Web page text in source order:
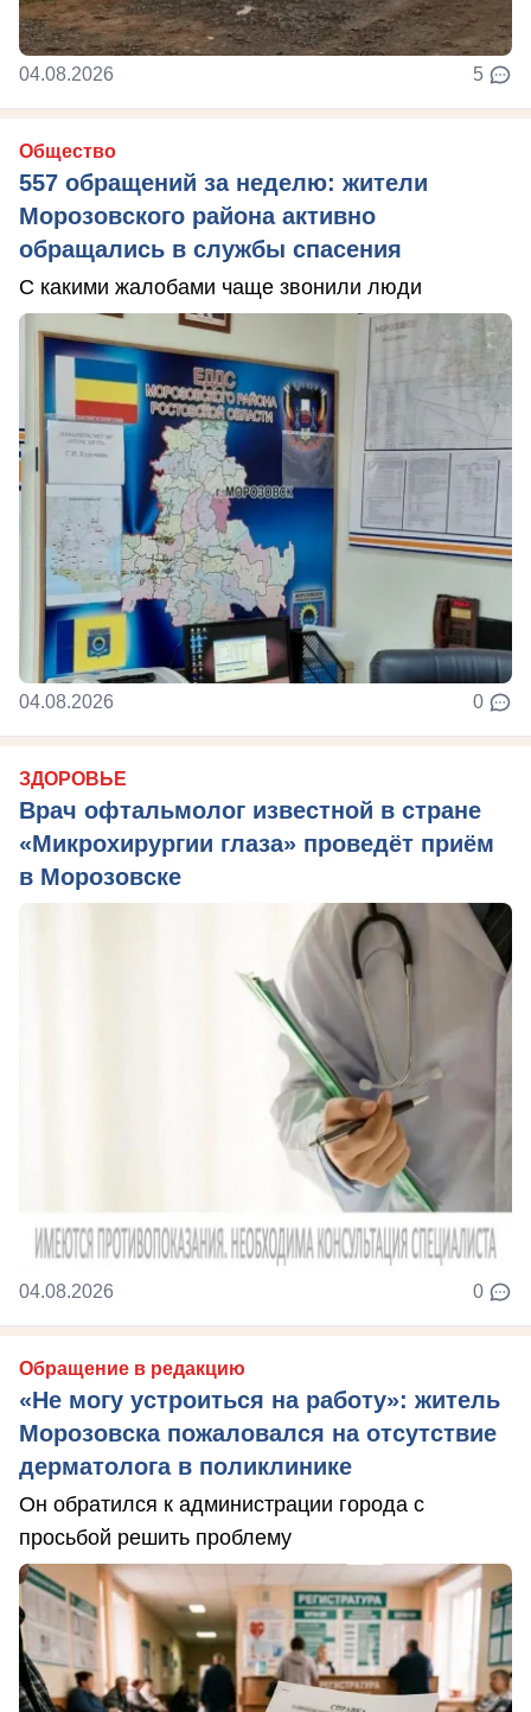
04.08.2026 5
Общество
557 обращений за неделю: жители
Морозовского района активно
обращались в службы спасения
С какими жалобами чаще звонили люди
04.08.2026 0
ЗДОРОВЬЕ
Врач офтальмолог известной в стране
«Микрохирургии глаза» проведёт приём
в Морозовске
04.08.2026 0
Обращение в редакцию
«Не могу устроиться на работу»: житель
Морозовска пожаловался на отсутствие
дерматолога в поликлинике
Он обратился к администрации города с
просьбой решить проблему